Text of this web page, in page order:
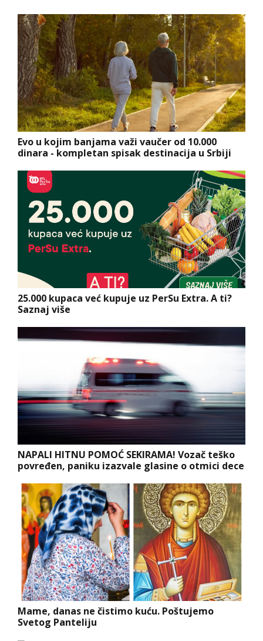
Evo u kojim banjama važi vaučer od 10.000
dinara - kompletan spisak destinacija u Srbiji
25.000 kupaca već kupuje uz PerSu Extra. A ti?
Saznaj više
NAPALI HITNU POMOĆ SEKIRAMA! Vozač teško
povređen, paniku izazvale glasine o otmici dece
Mame, danas ne čistimo kuću. Poštujemo
Svetog Panteliju